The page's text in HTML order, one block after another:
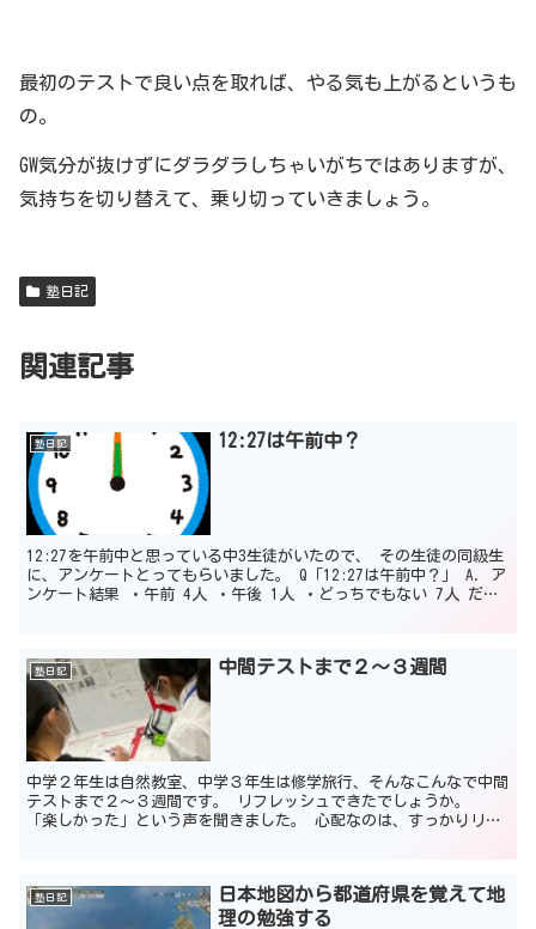
最初のテストで良い点を取れば、やる気も上がるというも
の。
GW気分が抜けずにダラダラしちゃいがちではありますが、
気持ちを切り替えて、乗り切っていきましょう。
塾日記
関連記事
塾日記 12:27は午前中？
12:27を午前中と思っている中3生徒がいたので、 その生徒の同級生
に、アンケートとってもらいました。 Q「12:27は午前中？」 A. ア
ンケート結果 ・午前 4人 ・午後 1人 ・どっちでもない 7人 だっ
塾日記 中間テストまで２～３週間
中学２年生は自然教室、中学３年生は修学旅行、そんなこんなで中間
テストまで２～３週間です。 リフレッシュできたでしょうか。
「楽しかった」という声を聞きました。 心配なのは、すっかりリフ
塾日記
日本地図から都道府県を覚えて地
理の勉強する